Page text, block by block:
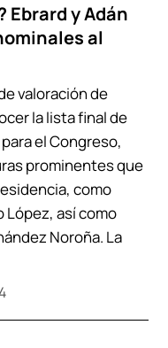
Ebrard y Adán
al
valoración de
la lista final de
el Congreso,
prominentes que
como
López, así como
Noroña. La